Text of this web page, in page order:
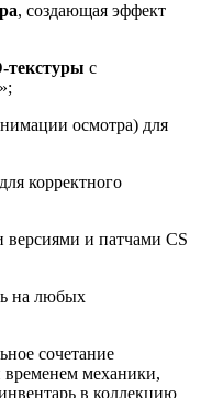
, создающая эффект
текстуры с
осмотра) для
корректного
версиями и патчами CS
на любых
сочетание
временем механики,
в коллекцию